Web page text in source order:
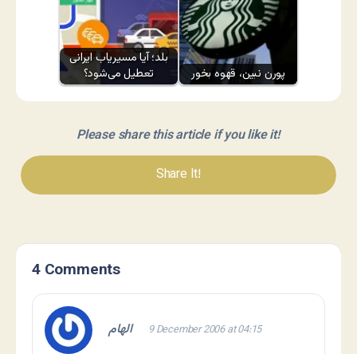
بلد؛ آیا مسیر‌یاب ایرانی
تعطیل می‌شود؟
پورن نبین، قهوه بخور
Please share this article if you like it!
Share It!
4 Comments
الهام 9 December 2006 at 04:15